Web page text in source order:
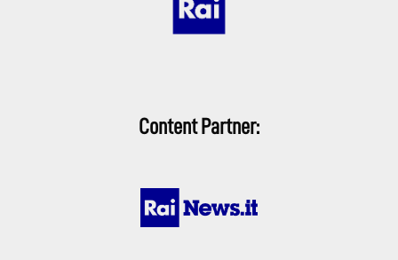
Content Partner: